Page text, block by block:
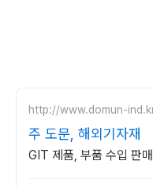
http://www.domun-
주 도문, 해외기자재
GIT 제품, 부품 수입 판